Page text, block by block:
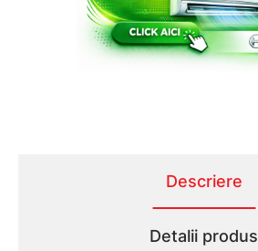
Descriere
Detalii produs